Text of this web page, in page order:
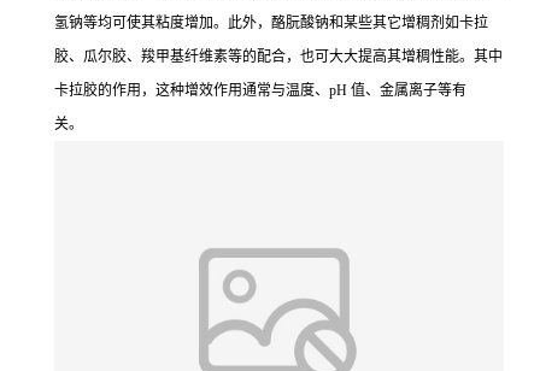
氢钠等均可使其粘度增加。此外，酪朊酸钠和某些其它增稠剂如卡拉
胶、瓜尔胶、羧甲基纤维素等的配合，也可大大提高其增稠性能。其中
卡拉胶的作用，这种增效作用通常与温度、pH 值、金属离子等有
关。